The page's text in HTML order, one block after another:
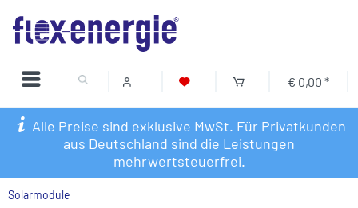
€ 0,00 *
Alle Preise sind exklusive MwSt. Für Privatkunden
aus Deutschland sind die Leistungen
mehrwertsteuerfrei.
Solarmodule